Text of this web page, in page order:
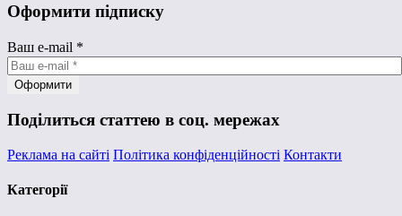
Оформити підписку
Ваш e-mail *
Поділиться статтею в соц. мережах
Реклама на сайті Політика конфіденційності Контакти
Категорії